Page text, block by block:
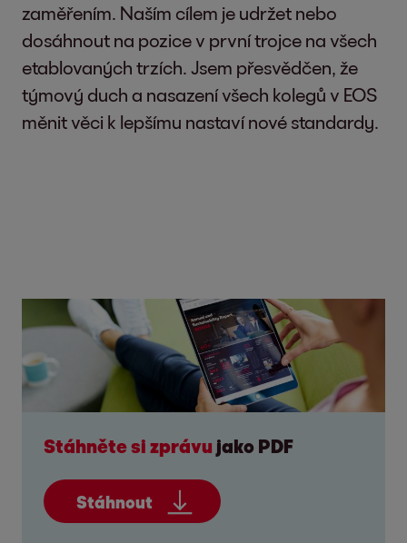
zaměřením. Naším cílem je udržet nebo
dosáhnout na pozice v první trojce na všech
etablovaných trzích. Jsem přesvědčen, že
týmový duch a nasazení všech kolegů v EOS
měnit věci k lepšímu nastaví nové standardy.
Stáhněte si zprávu jako PDF
Stáhnout